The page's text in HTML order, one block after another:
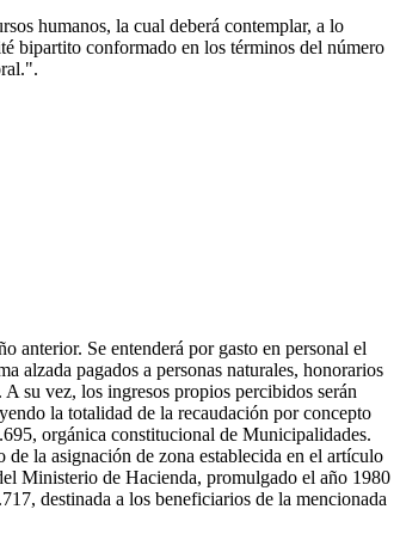
humanos, la cual deberá contemplar, a lo
bipartito conformado en los términos del número
anterior. Se entenderá por gasto en personal el
alzada pagados a personas naturales, honorarios
su vez, los ingresos propios percibidos serán
la totalidad de la recaudación por concepto
orgánica constitucional de Municipalidades.
la asignación de zona establecida en el artículo
Ministerio de Hacienda, promulgado el año 1980
destinada a los beneficiarios de la mencionada